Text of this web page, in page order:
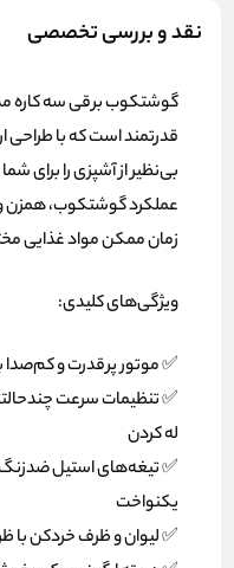
نقد و بررسی تخصصی
قدرتمند است که با طراحی
بی‌نظیر از آشپزی را برای
عملکرد گوشتکوب، همزن
زمان ممکن مواد غذایی
ویژگی‌های کلیدی:
✅ موتور پرقدرت و کم‌صدا
✅ تنظیمات سرعت
له کردن
✅ تیغه‌های استیل ضدزنگ
یکنواخت
✅ لیوان و ظرف خردکن با